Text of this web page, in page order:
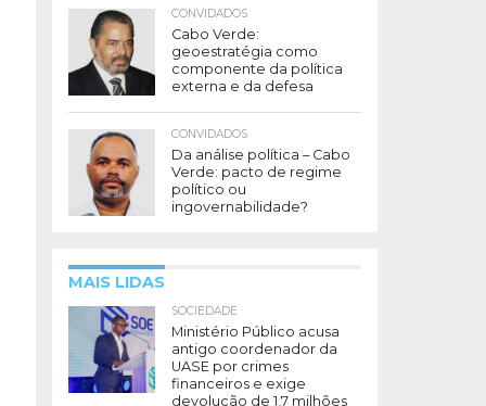
CONVIDADOS
Cabo Verde:
geoestratégia como
componente da política
externa e da defesa
CONVIDADOS
Da análise política – Cabo
Verde: pacto de regime
político ou
ingovernabilidade?
MAIS LIDAS
SOCIEDADE
Ministério Público acusa
antigo coordenador da
UASE por crimes
financeiros e exige
devolução de 1,7 milhões